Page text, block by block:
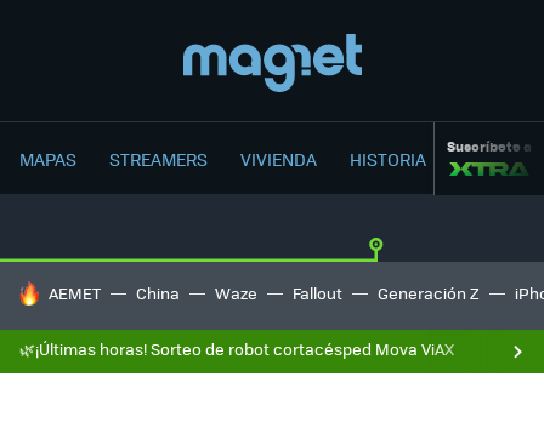
MAPAS STREAMERS VIVIENDA HISTORIA Suscríbete a
HOY SE HABLA DE
AEMET China Waze Fallout Generación Z
🌿¡Últimas horas! Sorteo de robot cortacésped Mova ViAX